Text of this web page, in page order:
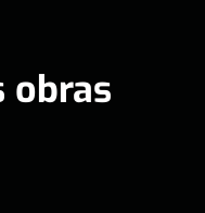
obras